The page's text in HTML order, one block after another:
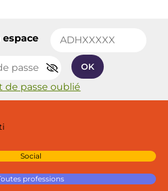
espace
OK
de passe oublié
Social
professions